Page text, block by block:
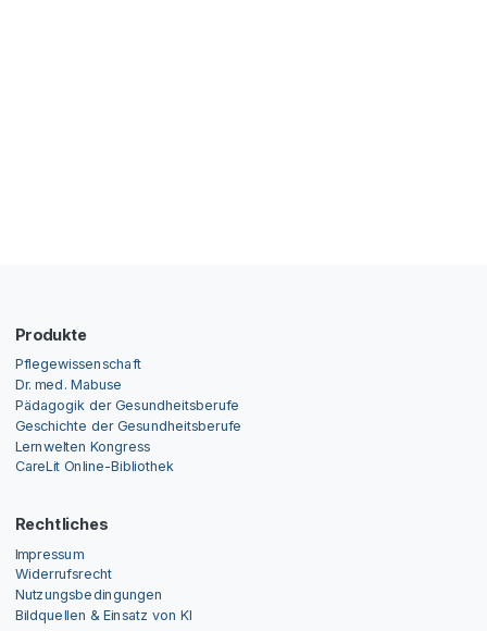
Produkte
Pflegewissenschaft
Dr. med. Mabuse
Pädagogik der Gesundheitsberufe
Geschichte der Gesundheitsberufe
Lernwelten Kongress
CareLit Online-Bibliothek
Rechtliches
Impressum
Widerrufsrecht
Nutzungsbedingungen
Bildquellen & Einsatz von KI